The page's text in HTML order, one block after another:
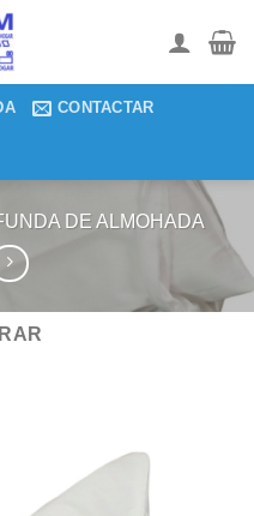
CONTACTAR
DE ALMOHADA